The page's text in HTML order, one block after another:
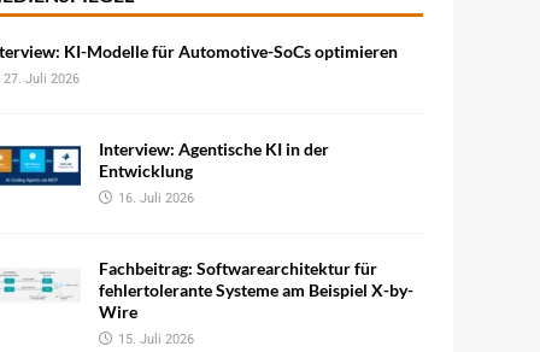
KI-Modelle für Automotive-SoCs optimieren
27. Juli 2026
Interview: Agentische KI in der
Entwicklung
16. Juli 2026
Fachbeitrag: Softwarearchitektur für
fehlertolerante Systeme am Beispiel X-by-
Wire
15. Juli 2026